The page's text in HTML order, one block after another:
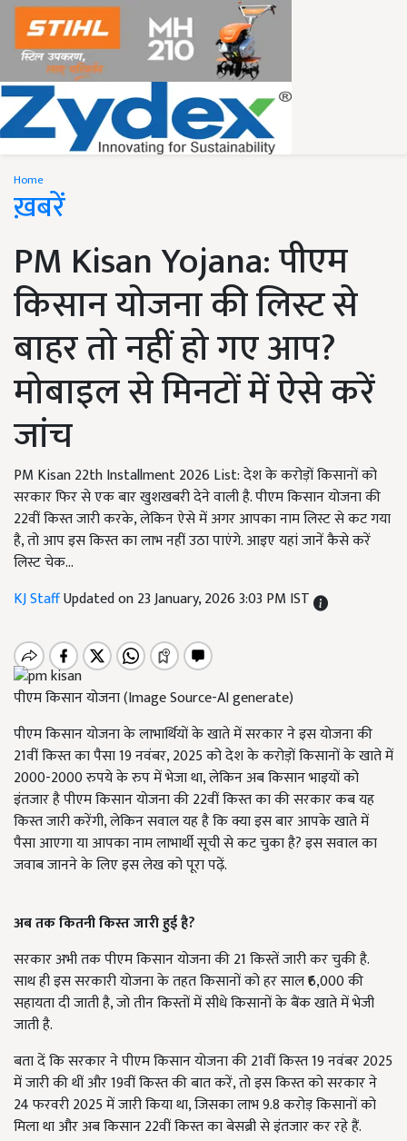
Home
ख़बरें
PM Kisan Yojana: पीएम
किसान योजना की लिस्ट से
बाहर तो नहीं हो गए आप?
मोबाइल से मिनटों में ऐसे करें
जांच
PM Kisan 22th Installment 2026 List: देश के करोड़ों किसानों को
सरकार फिर से एक बार खुशखबरी देने वाली है. पीएम किसान योजना की
22वीं किस्त जारी करके, लेकिन ऐसे में अगर आपका नाम लिस्ट से कट गया
है, तो आप इस किस्त का लाभ नहीं उठा पाएंगे. आइए यहां जानें कैसे करें
लिस्ट चेक...
KJ StaffUpdated on 23 January, 2026 3:03 PM IST
पीएम किसान योजना (Image Source-AI generate)
पीएम किसान योजना के लाभार्थियों के खाते में सरकार ने इस योजना की
21वीं किस्त का पैसा 19 नवंबर, 2025 को देश के करोड़ों किसानों के खाते में
2000-2000 रुपये के रुप में भेजा था, लेकिन अब किसान भाइयों को
इंतजार है पीएम किसान योजना की 22वीं किस्त का की सरकार कब यह
किस्त जारी करेंगी, लेकिन सवाल यह है कि क्या इस बार आपके खाते में
पैसा आएगा या आपका नाम लाभार्थी सूची से कट चुका है? इस सवाल का
जवाब जानने के लिए इस लेख को पूरा पढ़ें.
अब तक कितनी किस्त जारी हुई है?
सरकार अभी तक पीएम किसान योजना की 21 किस्तें जारी कर चुकी है.
साथ ही इस सरकारी योजना के तहत किसानों को हर साल ₹6,000 की
सहायता दी जाती है, जो तीन किस्तों में सीधे किसानों के बैंक खाते में भेजी
जाती है.
बता दें कि सरकार ने पीएम किसान योजना की 21वीं किस्त 19 नवंबर 2025
में जारी की थीं और 19वीं किस्त की बात करें, तो इस किस्त को सरकार ने
24 फरवरी 2025 में जारी किया था, जिसका लाभ 9.8 करोड़ किसानों को
मिला था और अब किसान 22वीं किस्त का बेसब्री से इंतजार कर रहे हैं.